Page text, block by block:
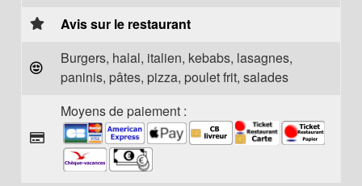
Avis sur le restaurant
Burgers, halal, italien, kebabs, lasagnes,
paninis, pâtes, pizza, poulet frit, salades
Moyens de paiement :